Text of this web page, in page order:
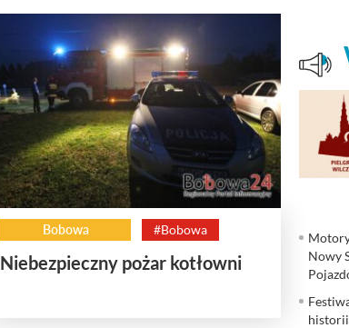
Bobowa #Bobowa
Niebezpieczny pożar kotłowni
Nowy
historii